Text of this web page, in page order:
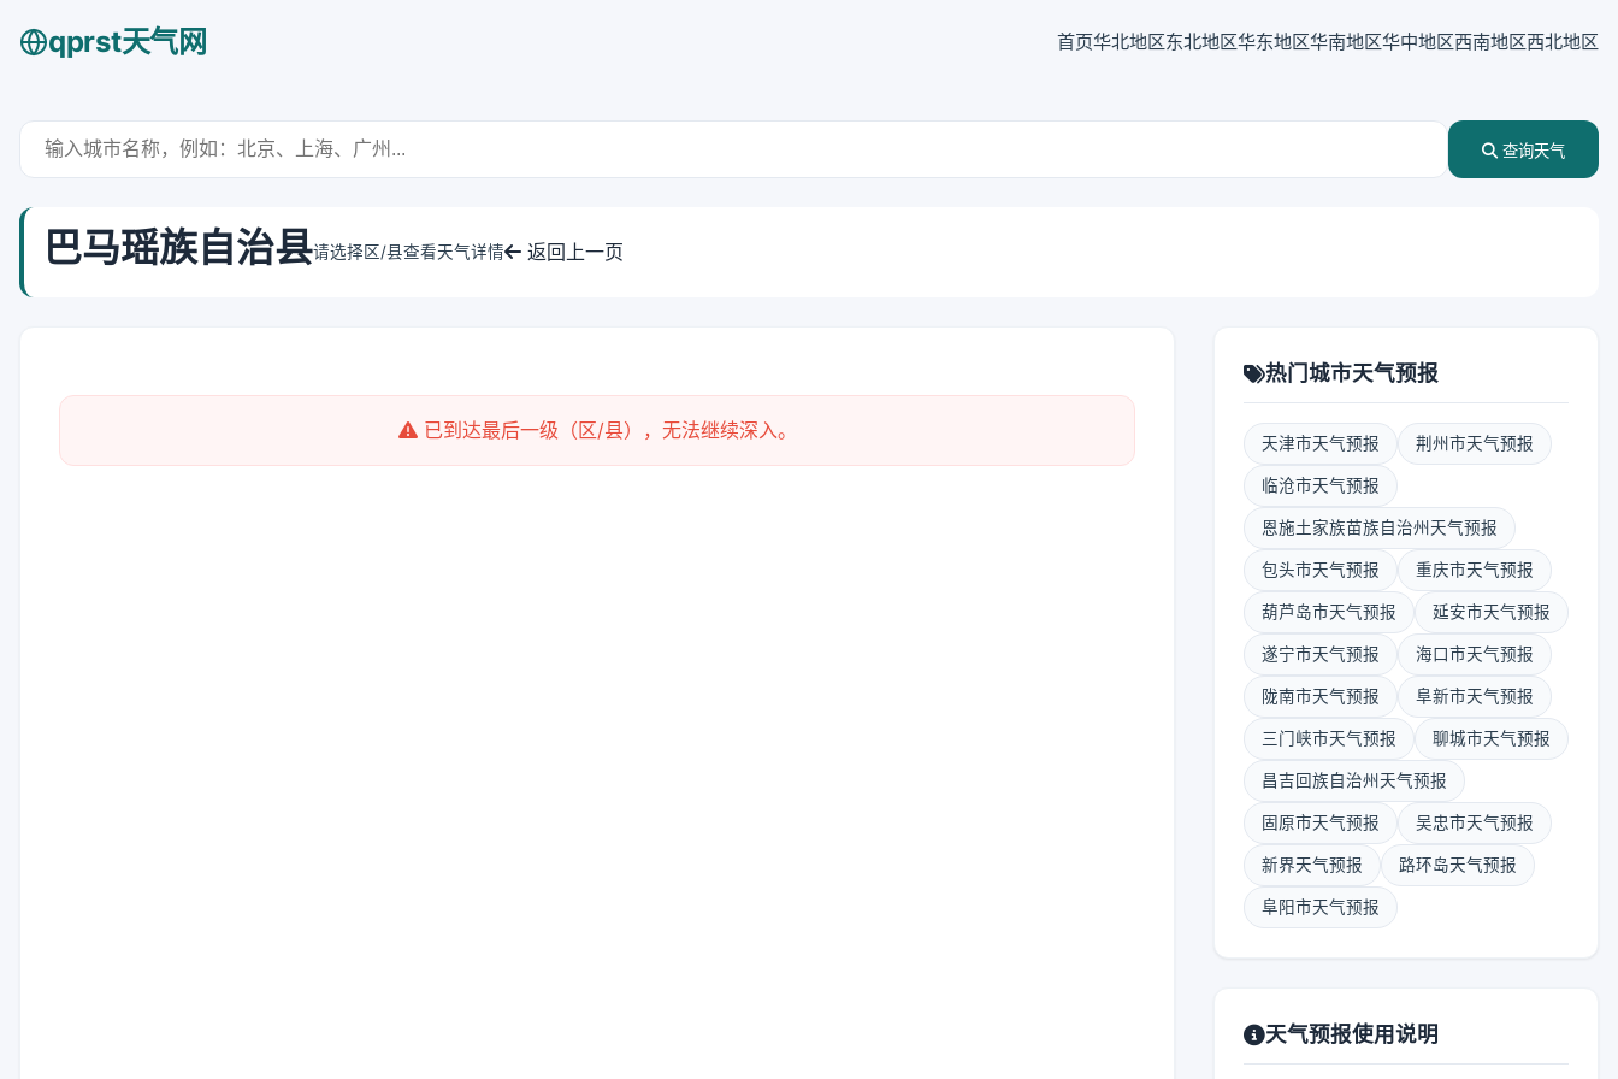
qprst天气网 首页华北地区东北地区华东地区华南地区华中地区西南地区西北地区
查询天气
巴马瑶族自治县请选择区/县查看天气详情 返回上一页
已到达最后一级（区/县），无法继续深入。
热门城市天气预报
天津市天气预报 荆州市天气预报
临沧市天气预报
恩施土家族苗族自治州天气预报
包头市天气预报 重庆市天气预报
葫芦岛市天气预报 延安市天气预报
遂宁市天气预报 海口市天气预报
陇南市天气预报 阜新市天气预报
三门峡市天气预报 聊城市天气预报
昌吉回族自治州天气预报
固原市天气预报 吴忠市天气预报
新界天气预报 路环岛天气预报
阜阳市天气预报
天气预报使用说明